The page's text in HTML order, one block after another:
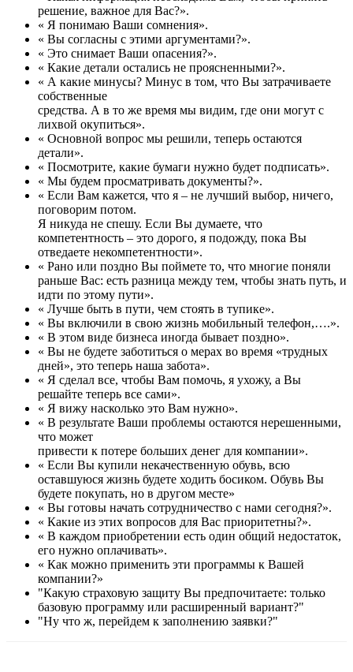
решение, важное для Вас?».
« Я понимаю Ваши сомнения».
« Вы согласны с этими аргументами?».
« Это снимает Ваши опасения?».
« Какие детали остались не проясненными?».
« А какие минусы? Минус в том, что Вы затрачиваете
собственные
средства. А в то же время мы видим, где они могут с
лихвой окупиться».
« Основной вопрос мы решили, теперь остаются
детали».
« Посмотрите, какие бумаги нужно будет подписать».
« Мы будем просматривать документы?».
« Если Вам кажется, что я – не лучший выбор, ничего,
поговорим потом.
Я никуда не спешу. Если Вы думаете, что
компетентность – это дорого, я подожду, пока Вы
отведаете некомпетентности».
« Рано или поздно Вы поймете то, что многие поняли
раньше Вас: есть разница между тем, чтобы знать путь, и
идти по этому пути».
« Лучше быть в пути, чем стоять в тупике».
« Вы включили в свою жизнь мобильный телефон,….».
« В этом виде бизнеса иногда бывает поздно».
« Вы не будете заботиться о мерах во время «трудных
дней», это теперь наша забота».
« Я сделал все, чтобы Вам помочь, я ухожу, а Вы
решайте теперь все сами».
« Я вижу насколько это Вам нужно».
« В результате Ваши проблемы остаются нерешенными,
что может
привести к потере больших денег для компании».
« Если Вы купили некачественную обувь, всю
оставшуюся жизнь будете ходить босиком. Обувь Вы
будете покупать, но в другом месте»
« Вы готовы начать сотрудничество с нами сегодня?».
« Какие из этих вопросов для Вас приоритетны?».
« В каждом приобретении есть один общий недостаток,
его нужно оплачивать».
« Как можно применить эти программы к Вашей
компании?»
"Какую страховую защиту Вы предпочитаете: только
базовую программу или расширенный вариант?"
"Ну что ж, перейдем к заполнению заявки?"